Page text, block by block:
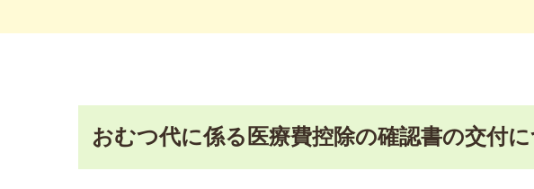
おむつ代に係る医療費控除の確認書の交付